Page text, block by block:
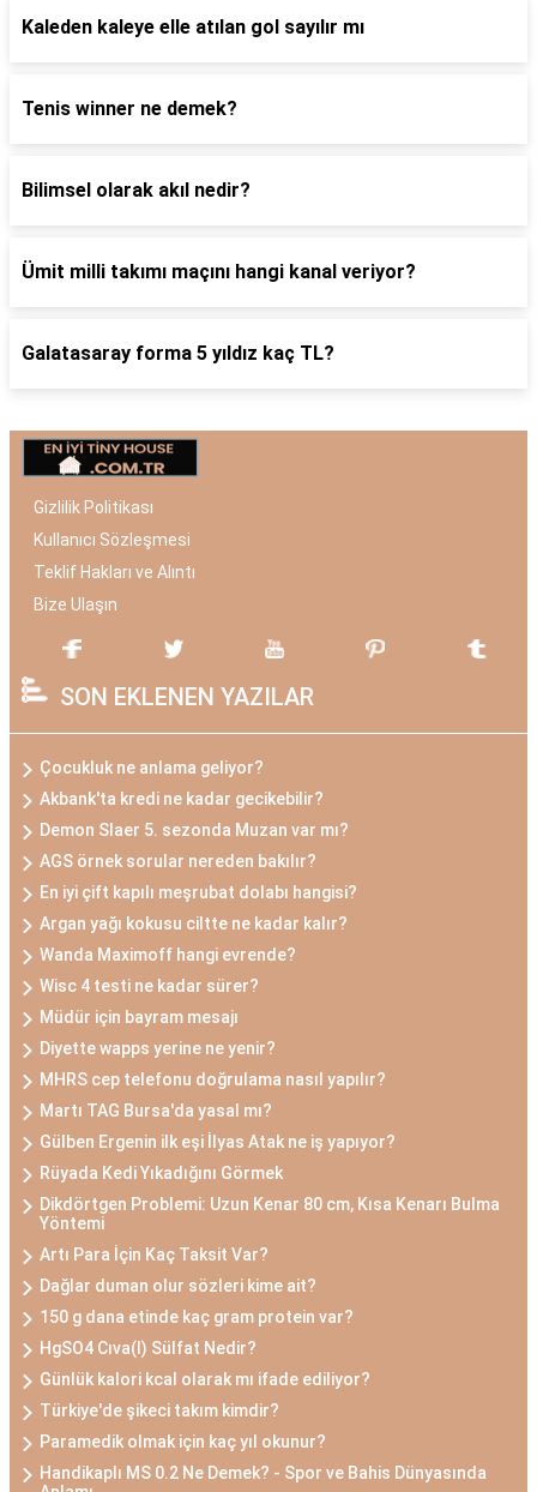
Kaleden kaleye elle atılan gol sayılır mı
Tenis winner ne demek?
Bilimsel olarak akıl nedir?
Ümit milli takımı maçını hangi kanal veriyor?
Galatasaray forma 5 yıldız kaç TL?
Gizlilik Politikası
Kullanıcı Sözleşmesi
Teklif Hakları ve Alıntı
Bize Ulaşın
SON EKLENEN YAZILAR
Çocukluk ne anlama geliyor?
Akbank'ta kredi ne kadar gecikebilir?
Demon Slaer 5. sezonda Muzan var mı?
AGS örnek sorular nereden bakılır?
En iyi çift kapılı meşrubat dolabı hangisi?
Argan yağı kokusu ciltte ne kadar kalır?
Wanda Maximoff hangi evrende?
Wisc 4 testi ne kadar sürer?
Müdür için bayram mesajı
Diyette wapps yerine ne yenir?
MHRS cep telefonu doğrulama nasıl yapılır?
Martı TAG Bursa'da yasal mı?
Gülben Ergenin ilk eşi İlyas Atak ne iş yapıyor?
Rüyada Kedi Yıkadığını Görmek
Dikdörtgen Problemi: Uzun Kenar 80 cm, Kısa Kenarı Bulma
Yöntemi
Artı Para İçin Kaç Taksit Var?
Dağlar duman olur sözleri kime ait?
150 g dana etinde kaç gram protein var?
HgSO4 Cıva(I) Sülfat Nedir?
Günlük kalori kcal olarak mı ifade ediliyor?
Türkiye'de şikeci takım kimdir?
Paramedik olmak için kaç yıl okunur?
Handikaplı MS 0.2 Ne Demek? - Spor ve Bahis Dünyasında